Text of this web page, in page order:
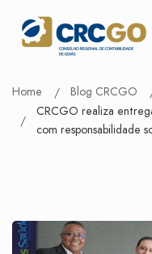
Home Blog CRCGO
CRCGO realiza
com responsabilidade